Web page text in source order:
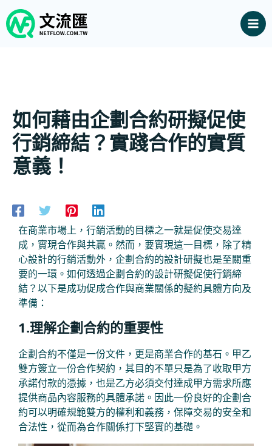
至
如何藉由企劃合約研擬促使
行銷締結？實踐合作的實質
意義！
在商業市場上，行銷活動的目標之一就是促使交易達
成，實現合作與共贏。然而，要實現這一目標，除了精
心設計的行銷活動外，企劃合約的設計研擬也是至關重
要的一環。如何透過企劃合約的設計研擬促使行銷締
結？以下是成功促成合作與商業關係的擬約具體方向及
準備：
1.理解企劃合約的重要性
企劃合約不僅是一份文件，更是商業合作的基石。甲乙
雙方簽立一份合作契約，其目的不單只是為了收取甲方
承諾付款的憑據，也是乙方必須交付達成甲方需求所應
提供商品內容服務的具體承諾。因此一份良好的企劃合
約可以明確規範雙方的權利和義務，保障交易的安全和
合法性，從而為合作關係打下堅實的基礎。